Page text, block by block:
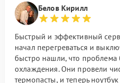
Белов Кирилл
Быстрый и эффективный
начал перегреваться и
быстро нашли, что проблема
охлаждения. Они провели
термопасты, и теперь